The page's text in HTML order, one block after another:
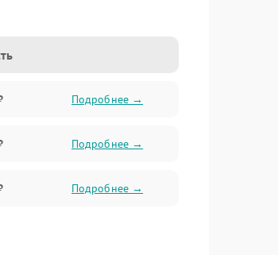
Подробнее →
Подробнее →
Подробнее →